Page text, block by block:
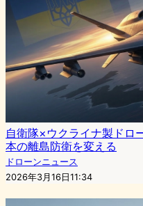
自衛隊×ウクライナ製ドロ
本の離島防衛を変える
ドローンニュース
2026年3月16日11:34